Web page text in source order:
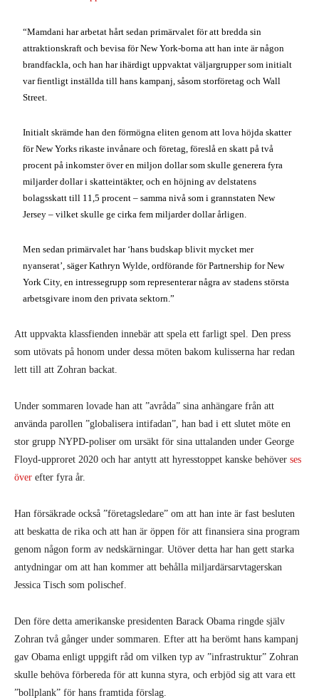
“Mamdani har arbetat hårt sedan primärvalet för att bredda sin
attraktionskraft och bevisa för New York-borna att han inte är någon
brandfackla, och han har ihärdigt uppvaktat väljargrupper som initialt
var fientligt inställda till hans kampanj, såsom storföretag och Wall
Street.
Initialt skrämde han den förmögna eliten genom att lova höjda skatter
för New Yorks rikaste invånare och företag, föreslå en skatt på två
procent på inkomster över en miljon dollar som skulle generera fyra
miljarder dollar i skatteintäkter, och en höjning av delstatens
bolagsskatt till 11,5 procent – samma nivå som i grannstaten New
Jersey – vilket skulle ge cirka fem miljarder dollar årligen.
Men sedan primärvalet har ‘hans budskap blivit mycket mer
nyanserat’, säger Kathryn Wylde, ordförande för Partnership for New
York City, en intressegrupp som representerar några av stadens största
arbetsgivare inom den privata sektorn.”
Att uppvakta klassfienden innebär att spela ett farligt spel. Den press
som utövats på honom under dessa möten bakom kulisserna har redan
lett till att Zohran backat.
Under sommaren lovade han att ”avråda” sina anhängare från att
använda parollen ”globalisera intifadan”, han bad i ett slutet möte en
stor grupp NYPD-poliser om ursäkt för sina uttalanden under George
Floyd-upproret 2020 och har antytt att hyresstoppet kanske behöver ses
över efter fyra år.
Han försäkrade också ”företagsledare” om att han inte är fast besluten
att beskatta de rika och att han är öppen för att finansiera sina program
genom någon form av nedskärningar. Utöver detta har han gett starka
antydningar om att han kommer att behålla miljardärsarvtagerskan
Jessica Tisch som polischef.
Den före detta amerikanske presidenten Barack Obama ringde själv
Zohran två gånger under sommaren. Efter att ha berömt hans kampanj
gav Obama enligt uppgift råd om vilken typ av ”infrastruktur” Zohran
skulle behöva förbereda för att kunna styra, och erbjöd sig att vara ett
”bollplank” för hans framtida förslag.